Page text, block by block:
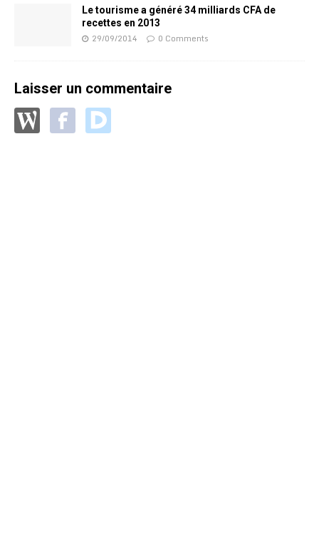
Le tourisme a généré 34 milliards CFA de
recettes en 2013
29/09/2014 0 Comments
Laisser un commentaire